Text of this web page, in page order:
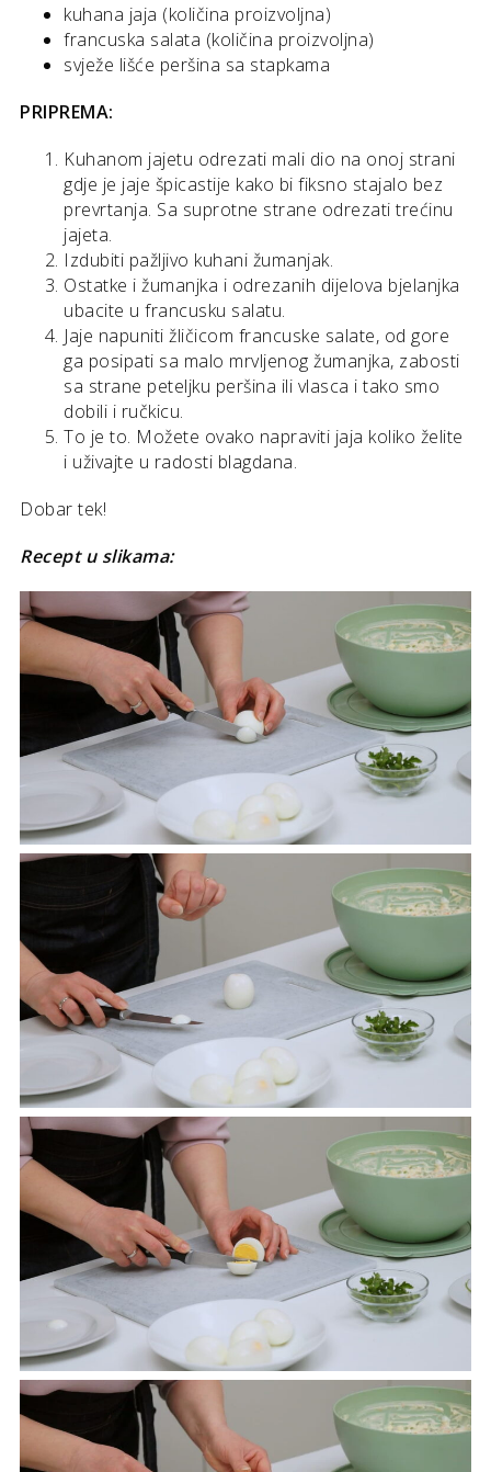
kuhana jaja (količina proizvoljna)
francuska salata (količina proizvoljna)
svježe lišće peršina sa stapkama
PRIPREMA:
Kuhanom jajetu odrezati mali dio na onoj strani
gdje je jaje špicastije kako bi fiksno stajalo bez
prevrtanja. Sa suprotne strane odrezati trećinu
jajeta.
Izdubiti pažljivo kuhani žumanjak.
Ostatke i žumanjka i odrezanih dijelova bjelanjka
ubacite u francusku salatu.
Jaje napuniti žličicom francuske salate, od gore
ga posipati sa malo mrvljenog žumanjka, zabosti
sa strane peteljku peršina ili vlasca i tako smo
dobili i ručkicu.
To je to. Možete ovako napraviti jaja koliko želite
i uživajte u radosti blagdana.
Dobar tek!
Recept u slikama: